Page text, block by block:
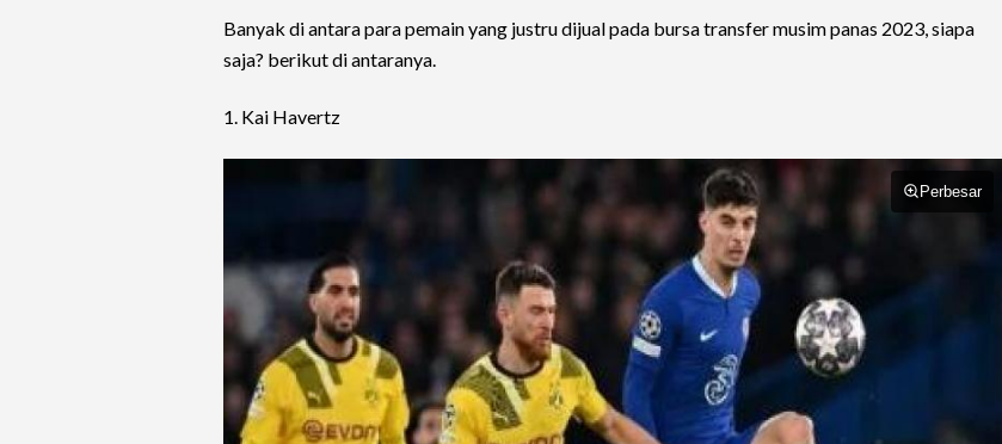
Banyak di antara para pemain yang justru dijual pada bursa transfer musim panas 2023, siapa
saja? berikut di antaranya.
1. Kai Havertz
Perbesar